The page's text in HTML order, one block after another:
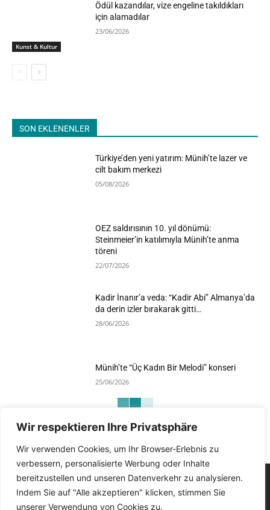
Wir respektieren Ihre Privatsphäre
Wir verwenden Cookies, um Ihr Browser-Erlebnis zu
verbessern, personalisierte Werbung oder Inhalte
bereitzustellen und unseren Datenverkehr zu analysieren.
Indem Sie auf "Alle akzeptieren" klicken, stimmen Sie
unserer Verwendung von Cookies zu.
Kunst & Kultur
Ödül kazandılar, vize engeline takıldıkları
için alamadılar
23/06/2026
SON EKLENENLER
Türkiye’den yeni yatırım: Münih’te lazer ve
cilt bakım merkezi
05/08/2026
OEZ saldırısının 10. yıl dönümü:
Steinmeier’in katılımıyla Münih’te anma
töreni
22/07/2026
Kadir İnanır’a veda: “Kadir Abi” Almanya’da
da derin izler bırakarak gitti…
28/06/2026
Münih’te “Üç Kadın Bir Melodi” konseri
25/06/2026
Devamını Göster